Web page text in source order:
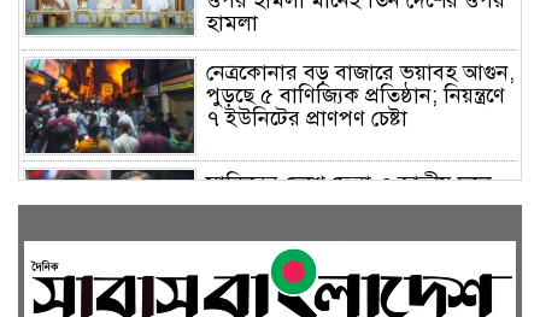
হামলা
নেত্রকোনার বড় বাজারে ভয়াবহ আগুন,
পুড়ছে ৫ বাণিজ্যিক প্রতিষ্ঠান; নিয়ন্ত্রণে
৭ ইউনিটের প্রাণপণ চেষ্টা
সাকিবের দেশে ফেরা ও জাতীয় দলে
ফেরার সম্ভাবনা নেই, ইঙ্গিত ক্রীড়া
ফেসবুকে যুক্ত হলো বিকাশ, সহজ